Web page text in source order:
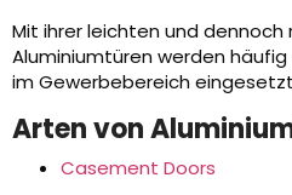
Mit ihrer leichten und dennoch
Aluminiumtüren werden
im Gewerbebereich
Arten von
Casement Doors